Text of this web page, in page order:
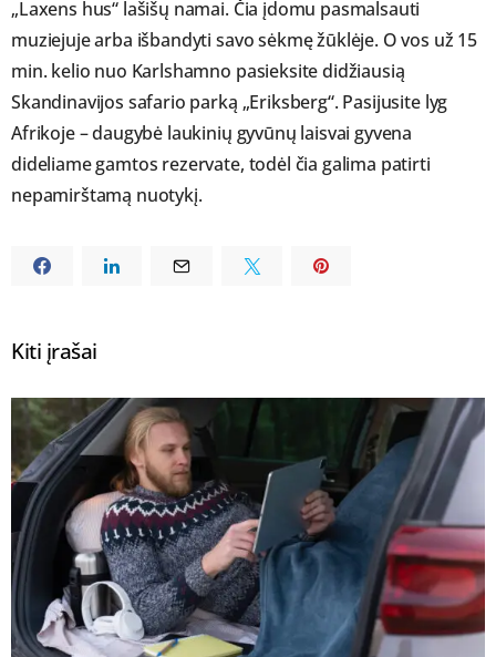
„Laxens hus“ lašišų namai. Čia įdomu pasmalsauti
muziejuje arba išbandyti savo sėkmę žūklėje. O vos už 15
min. kelio nuo Karlshamno pasieksite didžiausią
Skandinavijos safario parką „Eriksberg“. Pasijusite lyg
Afrikoje – daugybė laukinių gyvūnų laisvai gyvena
dideliame gamtos rezervate, todėl čia galima patirti
nepamirštamą nuotykį.
Kiti įrašai